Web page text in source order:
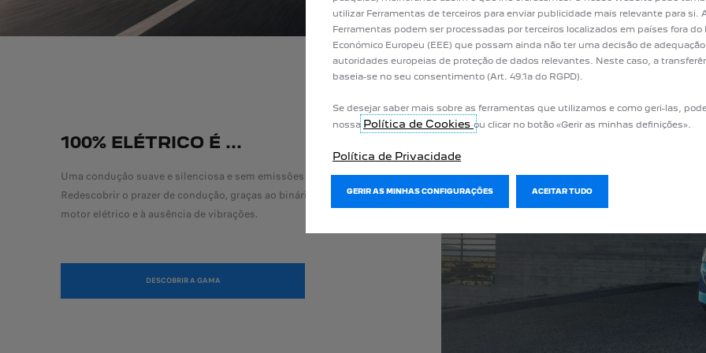
100% ELÉTRICO É ...
Uma condução suave e silenciosa e sem emissões de CO .
Redescobrir o prazer de condução, graças ao binário imediato do
motor elétrico e à ausência de vibrações.
DESCOBRIR A GAMA
utilizar Ferramentas de terceiros para enviar publicidade mais relevante para si.
Ferramentas podem ser processadas por terceiros localizados em países fora do
Económico Europeu (EEE) que possam ainda não ter uma decisão de
autoridades europeias de proteção de dados relevantes. Neste caso, a
baseia-se no seu consentimento (Art. 49.1a do RGPD).
Se desejar saber mais sobre as ferramentas que utilizamos e como geri-las,
nossa Política de Cookies ou clicar no botão «Gerir as minhas definições».
Política de Privacidade
GERIR AS MINHAS CONFIGURAÇÕES ACEITAR TUDO